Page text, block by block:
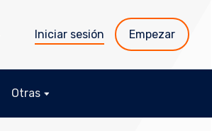
Iniciar sesión Empezar
Otras